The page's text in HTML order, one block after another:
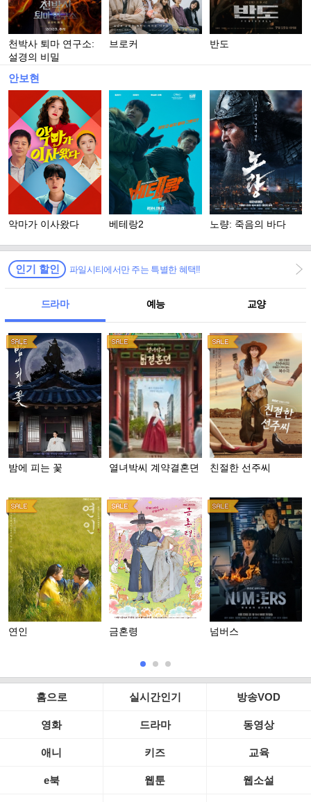
천박사 퇴마 연구소:
설경의 비밀
브로커 반도
안보현
악마가 이사왔다 베테랑2 노량: 죽음의 바다
인기 할인 파일시티에서만 주는 특별한 혜택!!
드라마 예능 교양
밤에 피는 꽃 열녀박씨 계약결혼뎐 친절한 선주씨
연인 금혼령 넘버스
홈으로 실시간인기 방송VOD
영화 드라마 동영상
애니 키즈 교육
e북 웹툰 웹소설